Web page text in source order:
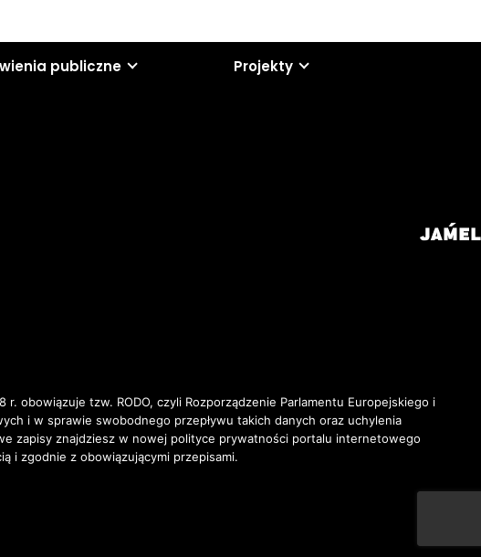
publiczne Projekty
obowiązuje tzw. RODO, czyli Rozporządzenie Parlamentu Europejskiego i
i w sprawie swobodnego przepływu takich danych oraz uchylenia
zapisy znajdziesz w nowej polityce prywatności portalu internetowego
i zgodnie z obowiązującymi przepisami.